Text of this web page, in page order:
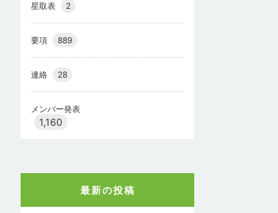
星取表 2
要項 889
連絡 28
メンバー発表
1,160
最新の投稿